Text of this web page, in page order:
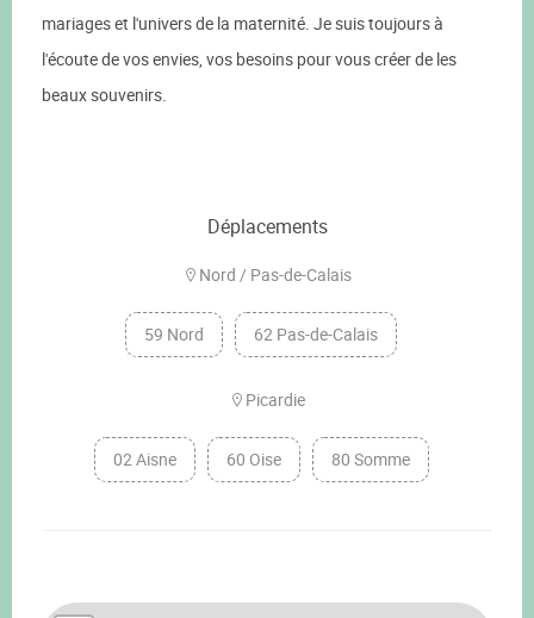
mariages et l'univers de la maternité. Je suis toujours à
l'écoute de vos envies, vos besoins pour vous créer de les
beaux souvenirs.
Déplacements
Nord / Pas-de-Calais
59 Nord 62 Pas-de-Calais
Picardie
02 Aisne 60 Oise 80 Somme